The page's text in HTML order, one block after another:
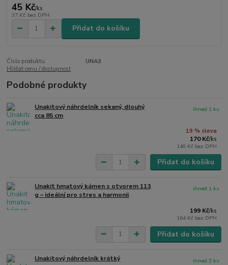
45 Kč/ks
37 Kč bez DPH
Přidat do košíku
Číslo produktu:
UNA3
Hlídat cenu / dostupnost
Podobné produkty
Unakitový náhrdelník sekaný, dlouhý
cca 85 cm
19 % sleva
170 Kč/ks
140 Kč bez DPH
ihned 1 ks
Přidat do košíku
Unakit hmatový kámen s otvorem 113
g – ideální pro stres a harmonii
199 Kč/ks
164 Kč bez DPH
ihned 1 ks
Přidat do košíku
Unakitový náhrdelník krátký ihned 3 ks